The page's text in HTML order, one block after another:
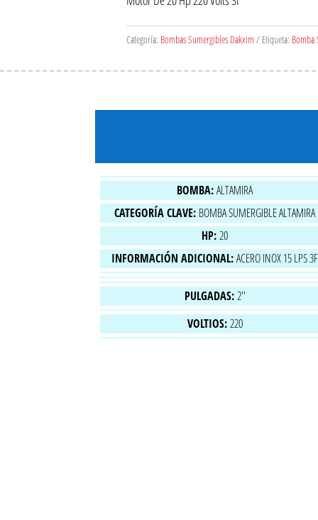
Categoría: Bombas Sumergibles Dakxim Etiqueta:
BOMBA:ALTAMIRA
CATEGORÍA CLAVE: BOMBA SUMERGIBLE ALTAMIRA
HP:20
INFORMACIÓN ADICIONAL:ACERO INOX 15 LPS 3F
PULGADAS:2''
VOLTIOS:220